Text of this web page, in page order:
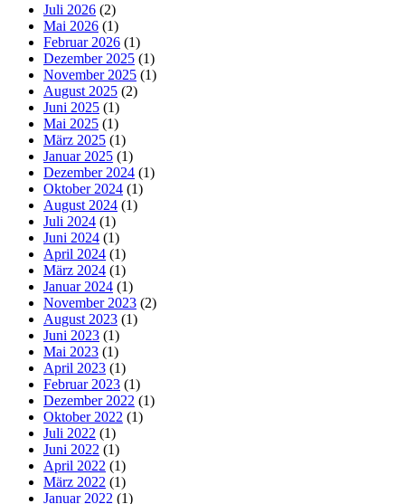
Juli 2026 (2)
Mai 2026 (1)
Februar 2026 (1)
Dezember 2025 (1)
November 2025 (1)
August 2025 (2)
Juni 2025 (1)
Mai 2025 (1)
März 2025 (1)
Januar 2025 (1)
Dezember 2024 (1)
Oktober 2024 (1)
August 2024 (1)
Juli 2024 (1)
Juni 2024 (1)
April 2024 (1)
März 2024 (1)
Januar 2024 (1)
November 2023 (2)
August 2023 (1)
Juni 2023 (1)
Mai 2023 (1)
April 2023 (1)
Februar 2023 (1)
Dezember 2022 (1)
Oktober 2022 (1)
Juli 2022 (1)
Juni 2022 (1)
April 2022 (1)
März 2022 (1)
Januar 2022 (1)